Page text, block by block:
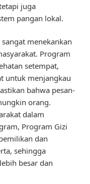
juga
pangan lokal.
menekankan
Program
setempat,
untuk menjangkau
bahwa pesan-
orang.
dalam
Program Gizi
dan
sehingga
besar dan